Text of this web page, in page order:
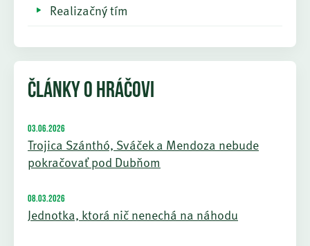
Realizačný tím
ČLÁNKY O HRÁČOVI
03.06.2026
Trojica Szánthó, Sváček a Mendoza nebude
pokračovať pod Dubňom
08.03.2026
Jednotka, ktorá nič nenechá na náhodu